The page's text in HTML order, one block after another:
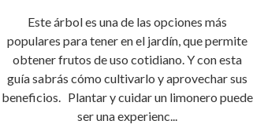
Este árbol es una de las opciones más
populares para tener en el jardín, que permite
obtener frutos de uso cotidiano. Y con esta
guía sabrás cómo cultivarlo y aprovechar sus
beneficios. Plantar y cuidar un limonero puede
ser una experienc...